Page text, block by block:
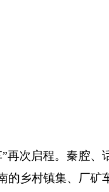
次启程。秦腔
乡村镇集、厂矿